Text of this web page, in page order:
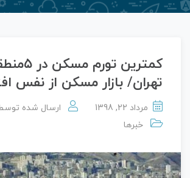
کمترین
تهران/ بازار مسکن از نفس
مرداد 22, 1398 ارسال شده
خبرها